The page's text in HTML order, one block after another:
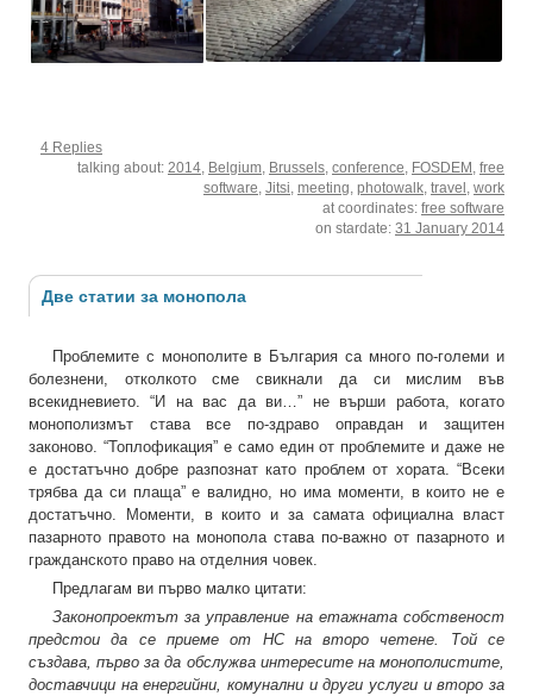
4 Replies
talking about: 2014 Belgium Brussels conference FOSDEM
free
software Jitsi meeting photowalk travel
work
at coordinates: free software
on stardate: 31 January 2014
Две статии за монопола
Проблемите с монополите в България са много по-големи и
болезнени, отколкото сме свикнали да си мислим във
всекидневието. “И на вас да ви…” не върши работа, когато
монополизмът става все по-здраво оправдан и защитен
законово. “Топлофикация” е само един от проблемите и даже не
е достатъчно добре разпознат като проблем от хората. “Всеки
трябва да си плаща” е валидно, но има моменти, в които не е
достатъчно. Моменти, в които и за самата официална власт
пазарното правото на монопола става по-важно от пазарното и
гражданското право на отделния човек.
Предлагам ви първо малко цитати:
Законопроектът за управление на етажната собственост
предстои да се приеме от НС на второ четене. Той се
създава, първо за да обслужва интересите на монополистите,
доставчици на енергийни, комунални и други услуги и второ за